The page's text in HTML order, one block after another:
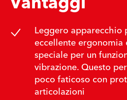
Leggero apparecchio
eccellente
speciale per un
vibrazione. Questo
poco faticoso con
articolazioni